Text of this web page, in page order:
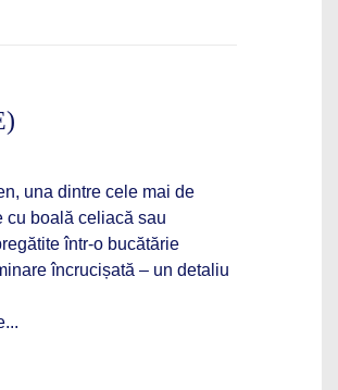
una dintre cele mai de
cu boală celiacă sau
într-o bucătărie
încrucișată – un detaliu